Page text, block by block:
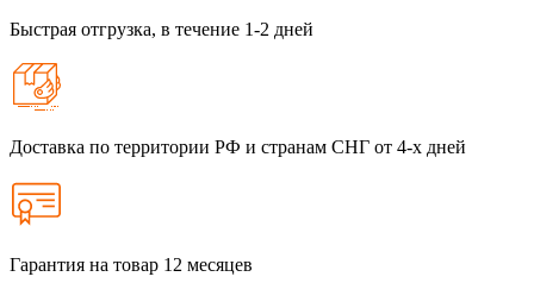
Быстрая отгрузка, в течение 1-2 дней
Доставка по территории РФ и странам СНГ от 4-х дней
Гарантия на товар 12 месяцев